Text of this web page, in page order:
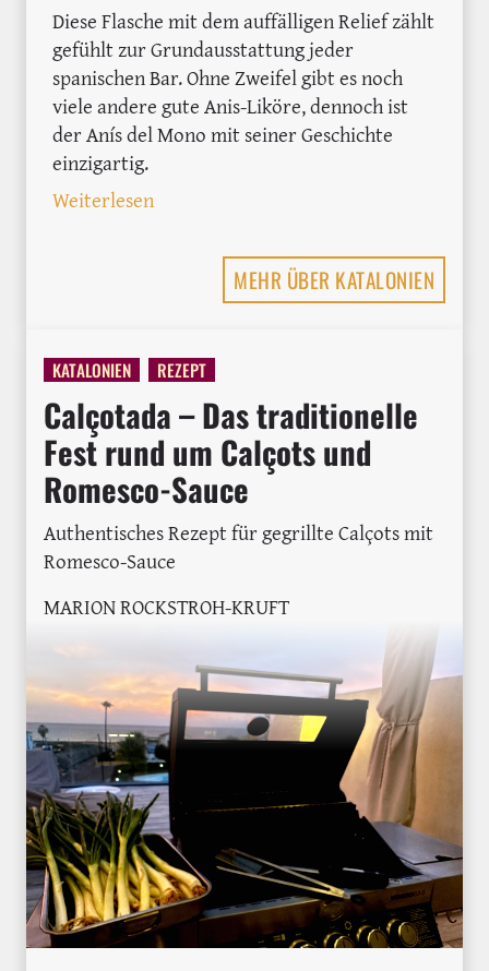
Diese Flasche mit dem auffälligen Relief zählt
gefühlt zur Grundausstattung jeder
spanischen Bar. Ohne Zweifel gibt es noch
viele andere gute Anis-Liköre, dennoch ist
der Anís del Mono mit seiner Geschichte
einzigartig.
Weiterlesen: Anís del Mono: Tiere, Menschen,
MEHR ÜBER KATALONIEN
KATALONIEN REZEPT
Calçotada – Das traditionelle
Fest rund um Calçots und
Romesco-Sauce
Authentisches Rezept für gegrillte Calçots mit
Romesco-Sauce
MARION ROCKSTROH-KRUFT